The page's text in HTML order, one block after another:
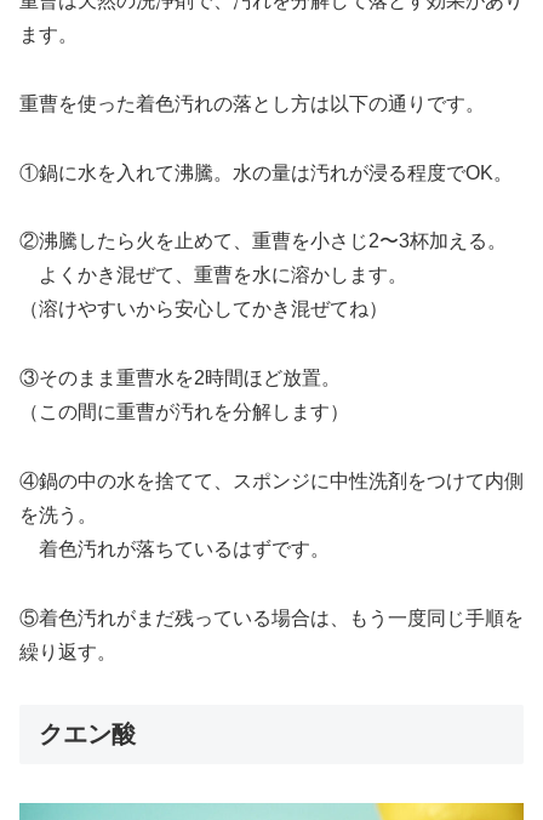
ます。
重曹を使った着色汚れの落とし方は以下の通りです。
①鍋に水を入れて沸騰。水の量は汚れが浸る程度でOK。
②沸騰したら火を止めて、重曹を小さじ2〜3杯加える。
よくかき混ぜて、重曹を水に溶かします。
（溶けやすいから安心してかき混ぜてね）
③そのまま重曹水を2時間ほど放置。
（この間に重曹が汚れを分解します）
④鍋の中の水を捨てて、スポンジに中性洗剤をつけて内側
を洗う。
着色汚れが落ちているはずです。
⑤着色汚れがまだ残っている場合は、もう一度同じ手順を
繰り返す。
クエン酸